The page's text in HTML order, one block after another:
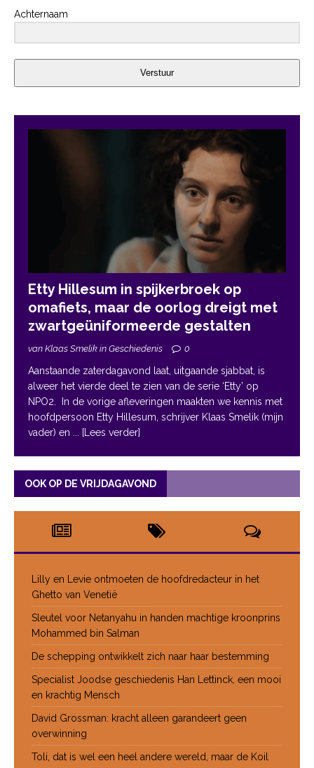
Achternaam
Verstuur
Etty Hillesum in spijkerbroek op
omafiets, maar de oorlog dreigt met
zwartgeüniformeerde gestalten
van Klaas Smelik in Geschiedenis 0
Aanstaande zaterdagavond laat, uitgaande sjabbat, is
alweer het vierde deel te zien van de serie ‘Etty’ op
NPO2. In de vorige afleveringen maakten we kennis met
hoofdpersoon Etty Hillesum, schrijver Klaas Smelik (mijn
vader) en
... [Lees verder]
OOK OP DE VRIJDAGAVOND
Lilly en Levie ontmoeten de hoofdredacteur in het
Ghetto van Venetië
Sleutel voor Netanyahu in handen machtige kroonprins
Mohammed bin Salman
De schepping ontwikkelt zich naar haar bestemming
Specialist Joodse geschiedenis Han Lettinck, een mooi
en krachtig Mensch
David Grossman: kracht alleen garandeert geen
overwinning
Toli, dat is wel een heel andere wereld, maar de Koil